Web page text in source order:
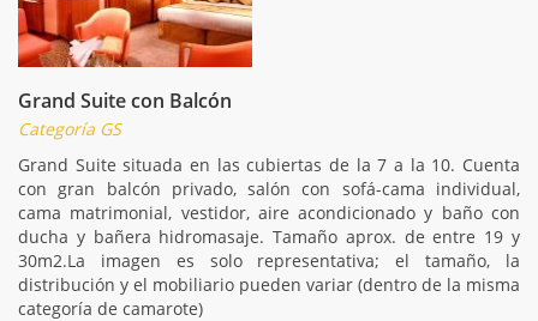
Grand Suite con Balcón
Categoría GS
Grand Suite situada en las cubiertas de la 7 a la 10. Cuenta
con gran balcón privado, salón con sofá-cama individual,
cama matrimonial, vestidor, aire acondicionado y baño con
ducha y bañera hidromasaje. Tamaño aprox. de entre 19 y
30m2.La imagen es solo representativa; el tamaño, la
distribución y el mobiliario pueden variar (dentro de la misma
categoría de camarote)